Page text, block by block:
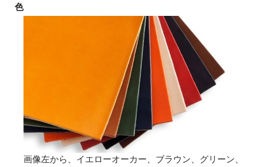
色
画像左から、イエローオーカー、ブラウン、グリーン、